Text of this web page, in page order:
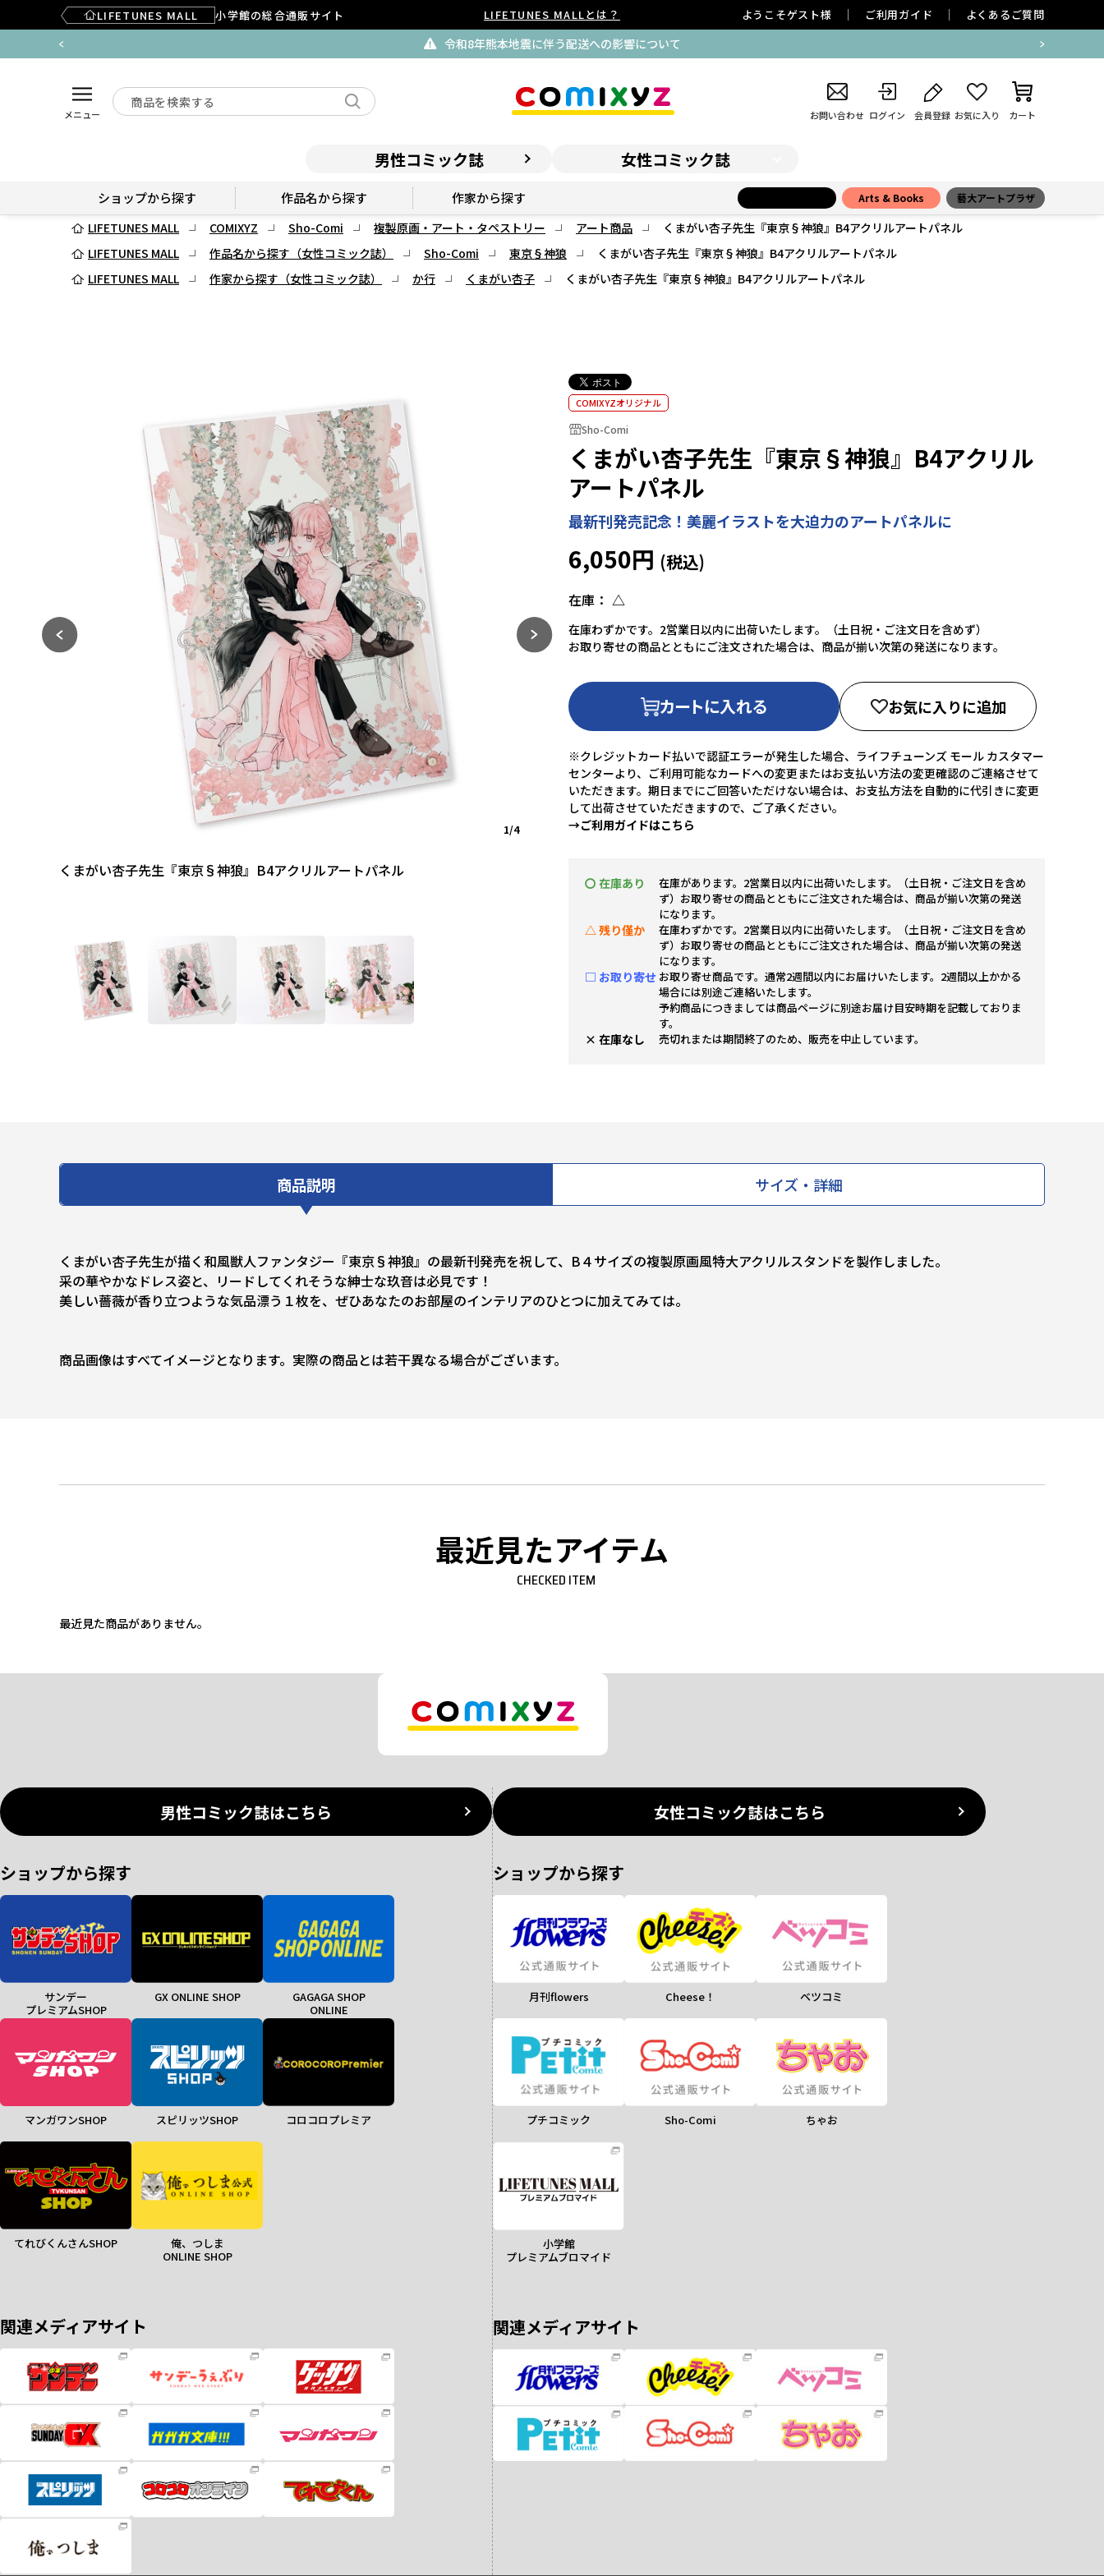
LIFETUNES MALL 小学館の総合通販サイト LIFETUNES MALLとは？ ようこそゲスト様 ご利用ガイド よくあるご質問
令和8年熊本地震に伴う配送への影響について
メニュー お問い合わせ ログイン 会員登録 お気に入り カート
男性コミック誌 女性コミック誌
ショップから探す 作品名から探す 作家から探す Arts & Books 藝大アートプラザ
LIFETUNES MALL COMIXYZ Sho-Comi 複製原画・アート・タペストリー アート商品
くまがい杏子先生『東京§神狼』B4アクリルアートパネル
LIFETUNES MALL
作品名から探す（女性コミック誌） Sho-Comi 東京§神狼
くまがい杏子先生『東京§神狼』B4アクリルアートパネル
LIFETUNES MALL
作家から探す（女性コミック誌） か行 くまがい杏子 くまがい杏子先生『東京§神狼』B4アクリルアートパネル
くまがい杏子先生『東京§神狼』B4アクリルアートパネル
1/4
COMIXYZオリジナル
Sho-Comi
くまがい杏子先生『東京§神狼』B4アクリル
アートパネル
最新刊発売記念！美麗イラストを大迫力のアートパネルに
6,050円
在庫： △
在庫わずかです。2営業日以内に出荷いたします。（土日祝・ご注文日を含めず）
お取り寄せの商品とともにご注文された場合は、商品が揃い次第の発送になります。
カートに入れる お気に入りに追加
※クレジットカード払いで認証エラーが発生した場合、ライフチューンズ モール カスタマー
センターより、ご利用可能なカードへの変更またはお支払い方法の変更確認のご連絡させて
いただきます。期日までにご回答いただけない場合は、お支払方法を自動的に代引きに変更
して出荷させていただきますので、ご了承ください。
→ご利用ガイドはこちら
〇 在庫あり
在庫があります。2営業日以内に出荷いたします。（土日祝・ご注文日を含め
ず）お取り寄せの商品とともにご注文された場合は、商品が揃い次第の発送
になります。
△ 残り僅か
在庫わずかです。2営業日以内に出荷いたします。（土日祝・ご注文日を含め
ず）お取り寄せの商品とともにご注文された場合は、商品が揃い次第の発送
になります。
□ お取り寄せ お取り寄せ商品です。通常2週間以内にお届けいたします。2週間以上かかる
場合には別途ご連絡いたします。
予約商品につきましては商品ページに別途お届け目安時期を記載しておりま
す。
× 在庫なし 売切れまたは期間終了のため、販売を中止しています。
商品説明 サイズ・詳細
くまがい杏子先生が描く和風獣人ファンタジー『東京§神狼』の最新刊発売を祝して、B４サイズの複製原画風特大アクリルスタンドを製作しました。
采の華やかなドレス姿と、リードしてくれそうな紳士な玖音は必見です！
美しい薔薇が香り立つような気品漂う１枚を、ぜひあなたのお部屋のインテリアのひとつに加えてみては。
商品画像はすべてイメージとなります。実際の商品とは若干異なる場合がございます。
最近見たアイテム
CHECKED ITEM
最近見た商品がありません。
男性コミック誌はこちら
ショップから探す
サンデー
プレミアムSHOP
GX ONLINE SHOP
GAGAGA SHOP
ONLINE
マンガワンSHOP スピリッツSHOP コロコロプレミア
てれびくんさんSHOP
俺、つしま
ONLINE SHOP
関連メディアサイト
女性コミック誌はこちら
ショップから探す
月刊flowers Cheese！ ベツコミ
プチコミック Sho-Comi ちゃお
小学館
プレミアムブロマイド
関連メディアサイト